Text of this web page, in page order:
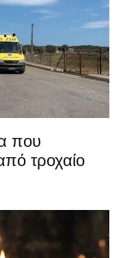
που
τροχαίο